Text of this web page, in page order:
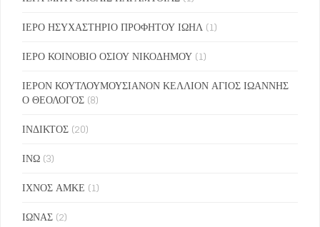
ΙΕΡΟ ΗΣΥΧΑΣΤΗΡΙΟ ΠΡΟΦΗΤΟΥ ΙΩΗΛ (1)
ΙΕΡΟ ΚΟΙΝΟΒΙΟ ΟΣΙΟΥ ΝΙΚΟΔΗΜΟΥ (1)
ΙΕΡΟΝ ΚΟΥΤΛΟΥΜΟΥΣΙΑΝΟΝ ΚΕΛΛΙΟΝ ΑΓΙΟΣ ΙΩΑΝΝΗΣ
Ο ΘΕΟΛΟΓΟΣ (8)
ΙΝΔΙΚΤΟΣ (20)
ΙΝΩ (3)
ΙΧΝΟΣ ΑΜΚΕ (1)
ΙΩΝΑΣ (2)